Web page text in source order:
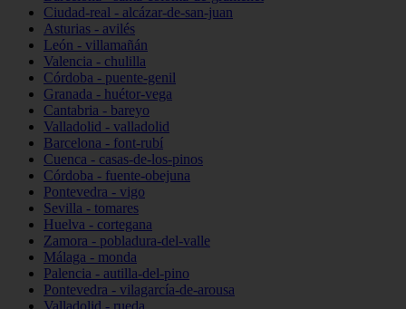
Ciudad-real - alcázar-de-san-juan
Asturias - avilés
León - villamañán
Valencia - chulilla
Córdoba - puente-genil
Granada - huétor-vega
Cantabria - bareyo
Valladolid - valladolid
Barcelona - font-rubí
Cuenca - casas-de-los-pinos
Córdoba - fuente-obejuna
Pontevedra - vigo
Sevilla - tomares
Huelva - cortegana
Zamora - pobladura-del-valle
Málaga - monda
Palencia - autilla-del-pino
Pontevedra - vilagarcía-de-arousa
Valladolid - rueda